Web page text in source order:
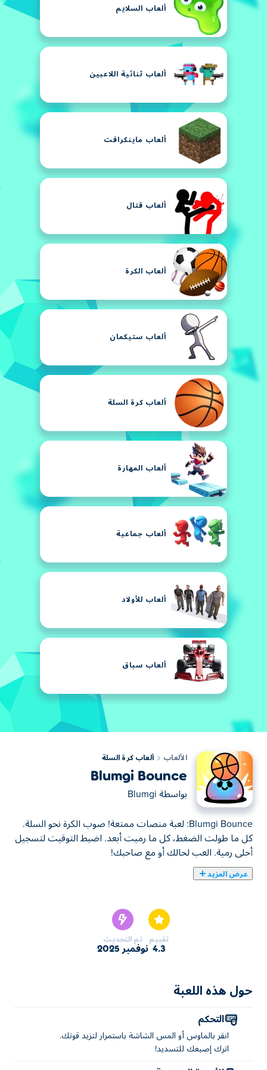
ألعاب السلايم
ألعاب ثنائية اللاعبين
ألعاب ماينكرافت
ألعاب قتال
ألعاب الكرة
ألعاب ستيكمان
ألعاب كرة السلة
ألعاب المهارة
ألعاب جماعية
ألعاب للأولاد
ألعاب سباق
الألعاب ألعاب كرة السلة
Blumgi Bounce
بواسطة Blumgi
Blumgi Bounce: لعبة منصات ممتعة! صوب الكرة نحو السلة.
كل ما طولت الضغط، كل ما رميت أبعد. اضبط التوقيت لتسجيل
أحلى رمية. العب لحالك أو مع صاحبك!
عرض المزيد
وشاهد الكرة ترتد عن الجدران والعوائق في رحلتها الجنونية نحو
السلة. العبها بهدوء للاسترخاء أو تحدى نفسك لتحقيق الرمية
المثالية. هل أنت مستعد للانطلاق نحو النصر؟
انقر أو اضغط للعب! اضغط باستمرار لزيادة القوة، ثم أطلق
من هو مبتكر Blumgi Bounce؟
تقييم
4.3
تم التحديث
نوفمبر 2025
حول هذه اللعبة
التحكم
انقر بالماوس أو المس الشاشة باستمرار لتزيد قوتك.
اترك إصبعك للتسديد!